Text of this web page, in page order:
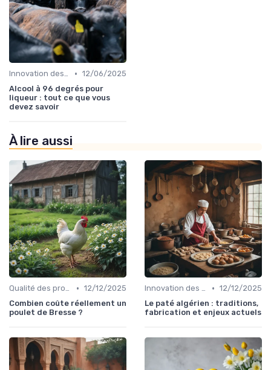
Innovation des recettes • 12/06/2025
Alcool à 96 degrés pour
liqueur : tout ce que vous
devez savoir
À lire aussi
Qualité des produits • 12/12/2025
Combien coûte réellement un
poulet de Bresse ?
Innovation des recettes • 12/12/2025
Le paté algérien : traditions,
fabrication et enjeux actuels